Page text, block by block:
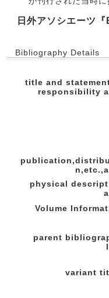
日外アソシエーツ
Bibliography Details
title and
responsibility
physical
Volume
parent
variant